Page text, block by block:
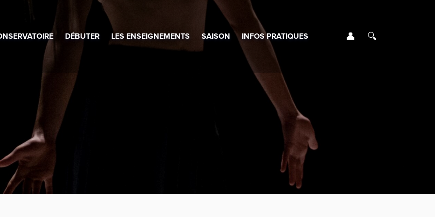
DÉBUTER LES ENSEIGNEMENTS SAISON INFOS PRATIQUES Se connecter